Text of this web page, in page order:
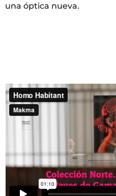
una óptica nueva.